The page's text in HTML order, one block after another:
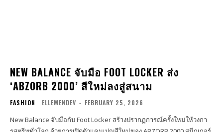
NEW BALANCE จับมือ FOOT LOCKER ส่ง
‘ABZORB 2000’ สีใหม่ลงสู่สนาม
FASHION ELLEMENDEV - FEBRUARY 25, 2026
New Balance จับมือกับ Foot Locker สร้างปรากฏการณ์ครั้งใหม่ให้วงกา